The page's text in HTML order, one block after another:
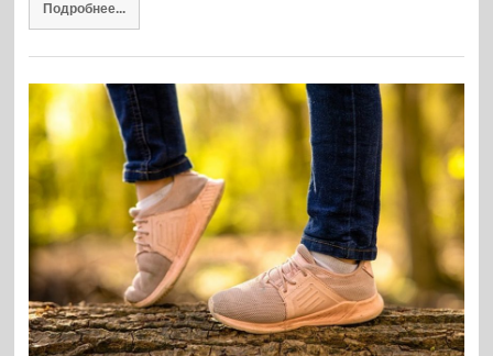
Подробнее...